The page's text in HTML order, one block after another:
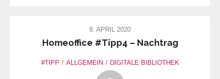
8. APRIL 2020
Homeoffice #Tipp4 – Nachtrag
#TIPP ALLGEMEIN DIGITALE BIBLIOTHEK